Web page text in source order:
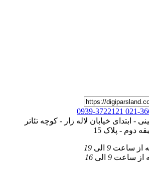
021-
0939-3722121
- ابتدای خیابان لاله زار - کوچه تئاتر
از ساعت 9 الی 19
از ساعت 9 الی 16